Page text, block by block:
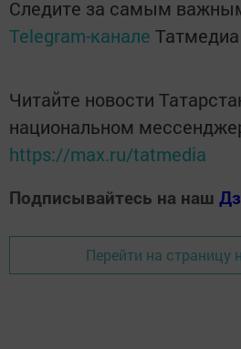
Следите за самым
Telegram-канале Татмедиа
Читайте новости
национальном
https://max.ru/tatmedia
Подписывайтесь на наш
Перейти на страницу